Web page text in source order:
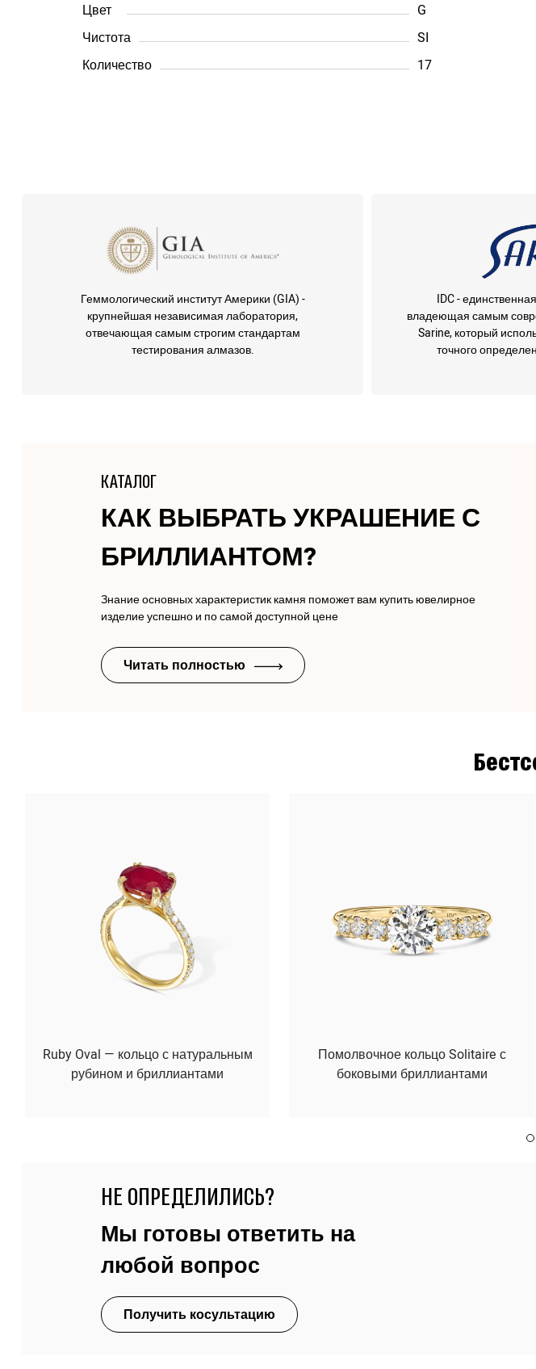
Цвет
G
Чистота
SI
Количество
17
Геммологический институт Америки (GIA) -
крупнейшая независимая лаборатория,
отвечающая самым строгим стандартам
тестирования алмазов.
IDC -
владеющая самым
Sarine, который
точного
КАТАЛОГ
КАК ВЫБРАТЬ УКРАШЕНИЕ С
БРИЛЛИАНТОМ?
Знание основных характеристик камня поможет вам купить ювелирное
изделие успешно и по самой доступной цене
Читать полностью
Помолвочное кольцо Solitaire с
боковыми бриллиантами
Ruby Oval — кольцо с натуральным
рубином и бриллиантами
НЕ ОПРЕДЕЛИЛИСЬ?
Мы готовы ответить на
любой вопрос
Получить косультацию